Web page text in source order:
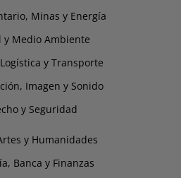
Minas y Energía
y Medio Ambiente
y Transporte
Imagen y Sonido
y Seguridad
y Humanidades
Banca y Finanzas